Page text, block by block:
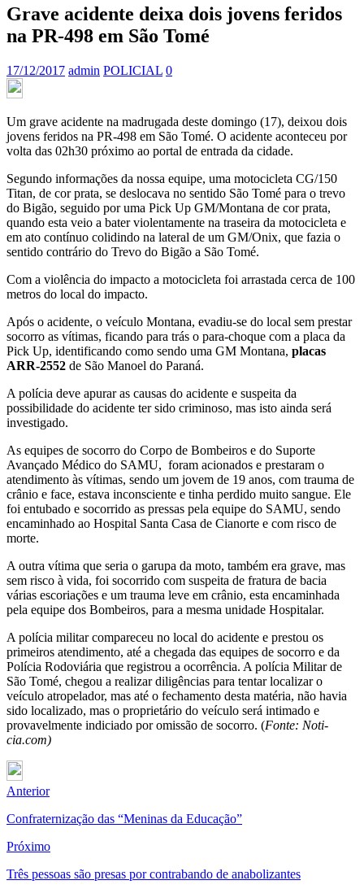
Grave acidente deixa dois jovens feridos
na PR-498 em São Tomé
17/12/2017 admin POLICIAL 0
Um grave acidente na madrugada deste domingo (17), deixou dois
jovens feridos na PR-498 em São Tomé. O acidente aconteceu por
volta das 02h30 próximo ao portal de entrada da cidade.
Segundo informações da nossa equipe, uma motocicleta CG/150
Titan, de cor prata, se deslocava no sentido São Tomé para o trevo
do Bigão, seguido por uma Pick Up GM/Montana de cor prata,
quando esta veio a bater violentamente na traseira da motocicleta e
em ato contínuo colidindo na lateral de um GM/Onix, que fazia o
sentido contrário do Trevo do Bigão a São Tomé.
Com a violência do impacto a motocicleta foi arrastada cerca de 100
metros do local do impacto.
Após o acidente, o veículo Montana, evadiu-se do local sem prestar
socorro as vítimas, ficando para trás o para-choque com a placa da
Pick Up, identificando como sendo uma GM Montana, placas
ARR-2552 de São Manoel do Paraná.
A polícia deve apurar as causas do acidente e suspeita da
possibilidade do acidente ter sido criminoso, mas isto ainda será
investigado.
As equipes de socorro do Corpo de Bombeiros e do Suporte
Avançado Médico do SAMU, foram acionados e prestaram o
atendimento às vítimas, sendo um jovem de 19 anos, com trauma de
crânio e face, estava inconsciente e tinha perdido muito sangue. Ele
foi entubado e socorrido as pressas pela equipe do SAMU, sendo
encaminhado ao Hospital Santa Casa de Cianorte e com risco de
morte.
A outra vítima que seria o garupa da moto, também era grave, mas
sem risco à vida, foi socorrido com suspeita de fratura de bacia
várias escoriações e um trauma leve em crânio, esta encaminhada
pela equipe dos Bombeiros, para a mesma unidade Hospitalar.
A polícia militar compareceu no local do acidente e prestou os
primeiros atendimento, até a chegada das equipes de socorro e da
Polícia Rodoviária que registrou a ocorrência. A polícia Militar de
São Tomé, chegou a realizar diligências para tentar localizar o
veículo atropelador, mas até o fechamento desta matéria, não havia
sido localizado, mas o proprietário do veículo será intimado e
provavelmente indiciado por omissão de socorro. (Fonte: Noti-
cia.com)
Anterior
Confraternização das “Meninas da Educação”
Próximo
Três pessoas são presas por contrabando de anabolizantes